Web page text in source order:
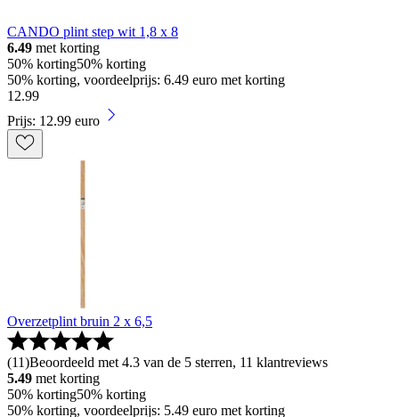
CANDO plint step wit 1,8 x 8
6.49 met korting
50% korting50% korting
50% korting, voordeelprijs: 6.49 euro met korting
12.99
Prijs: 12.99 euro
Overzetplint bruin 2 x 6,5
(11)Beoordeeld met 4.3 van de 5 sterren, 11 klantreviews
5.49 met korting
50% korting50% korting
50% korting, voordeelprijs: 5.49 euro met korting